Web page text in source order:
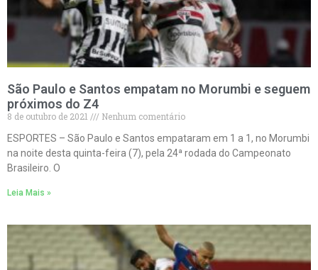
São Paulo e Santos empatam no Morumbi e seguem
próximos do Z4
8 de outubro de 2021
Nenhum comentário
ESPORTES – São Paulo e Santos empataram em 1 a 1, no Morumbi
na noite desta quinta-feira (7), pela 24ª rodada do Campeonato
Brasileiro. O
Leia Mais »